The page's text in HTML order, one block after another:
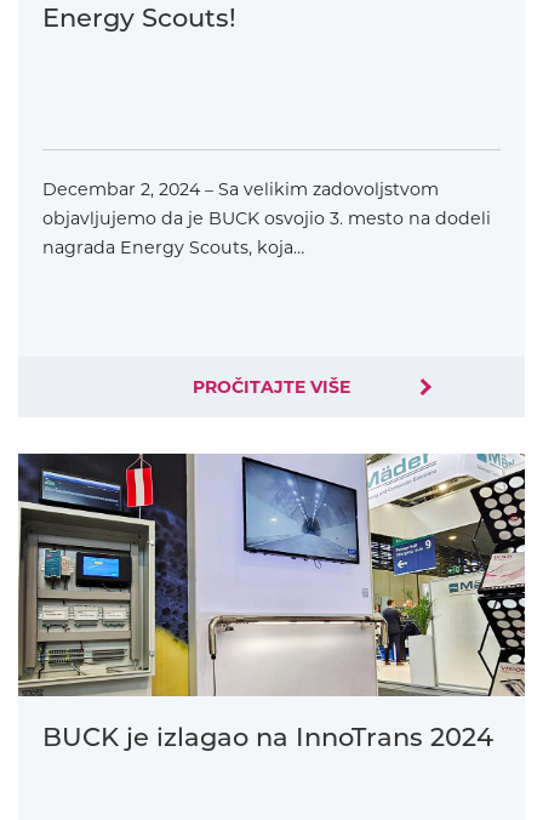
Energy Scouts!
Decembar 2, 2024 – Sa velikim zadovoljstvom
objavljujemo da je BUCK osvojio 3. mesto na dodeli
nagrada Energy Scouts, koja…
PROČITAJTE VIŠE
BUCK je izlagao na InnoTrans 2024